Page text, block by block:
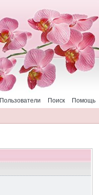
Помощь
Поиск
Пользователи